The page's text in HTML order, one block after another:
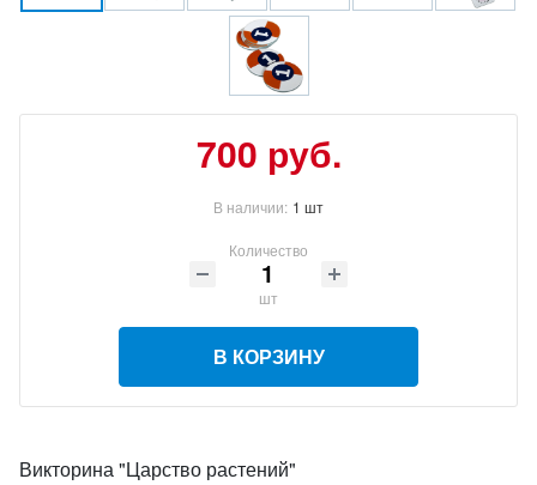
700 руб.
В наличии: 1 шт
Количество
шт
В КОРЗИНУ
Викторина "Царство растений"